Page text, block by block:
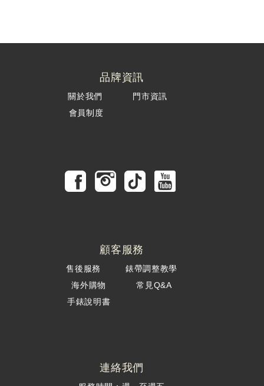
品牌資訊
關於我們
門市資訊
會員制度
顧客服務
售後服務 錶帶調整教學
海外購物常見Q&A
手錶說明書
連絡我們